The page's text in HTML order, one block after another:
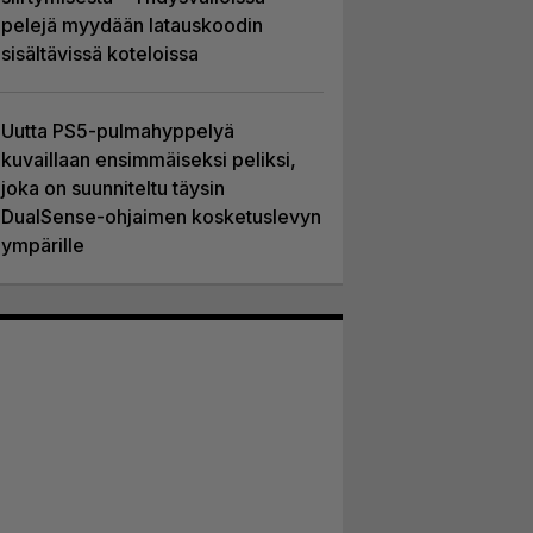
pelejä myydään latauskoodin
sisältävissä koteloissa
Uutta PS5-pulmahyppelyä
kuvaillaan ensimmäiseksi peliksi,
joka on suunniteltu täysin
DualSense-ohjaimen kosketuslevyn
ympärille